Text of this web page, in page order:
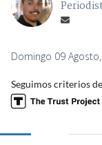
Domingo 09
Seguimos criterios de